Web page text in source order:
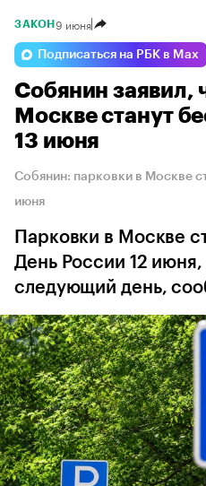
ЗАКОН 9 июня
Подписаться на РБК в Max
Собянин заявил,
Москве станут
13 июня
Собянин: парковки в Москве
июня
Парковки в Москве
День России 12 июня,
следующий день,